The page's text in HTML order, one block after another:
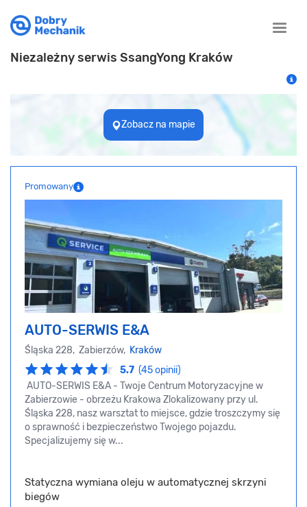
Toggle
Niezależny serwis SsangYong Kraków
Zobacz na mapie
Promowany
AUTO-SERWIS E&A
Śląska 228, Zabierzów, Kraków
5.7 (45 opinii)
AUTO-SERWIS E&A - Twoje Centrum Motoryzacyjne w
Zabierzowie - obrzeżu Krakowa Zlokalizowany przy ul.
Śląska 228, nasz warsztat to miejsce, gdzie troszczymy się
o sprawność i bezpieczeństwo Twojego pojazdu.
Specjalizujemy się w...
Statyczna wymiana oleju w automatycznej skrzyni
biegów